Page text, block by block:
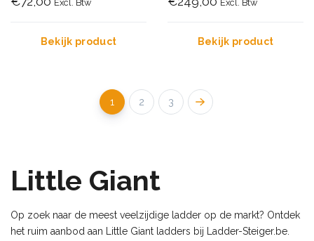
Excl. Btw
Bekijk product
Excl. Btw
Bekijk product
1 2 3
Little Giant
Op zoek naar de meest veelzijdige ladder op de markt? Ontdek
het ruim aanbod aan Little Giant ladders bij Ladder-Steiger.be.